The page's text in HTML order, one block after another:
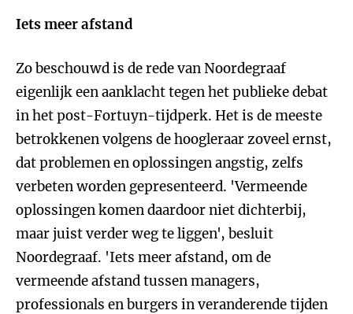
Iets meer afstand
Zo beschouwd is de rede van Noordegraaf
eigenlijk een aanklacht tegen het publieke debat
in het post-Fortuyn-tijdperk. Het is de meeste
betrokkenen volgens de hoogleraar zoveel ernst,
dat problemen en oplossingen angstig, zelfs
verbeten worden gepresenteerd. 'Vermeende
oplossingen komen daardoor niet dichterbij,
maar juist verder weg te liggen', besluit
Noordegraaf. 'Iets meer afstand, om de
vermeende afstand tussen managers,
professionals en burgers in veranderende tijden